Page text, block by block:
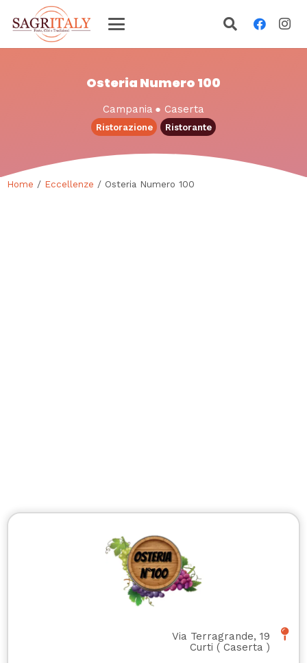
Osteria Numero 100
Campania ● Caserta
Ristorazione Ristorante
Home / Eccellenze / Osteria Numero 100
Via Terragrande, 19
Curti ( Caserta )